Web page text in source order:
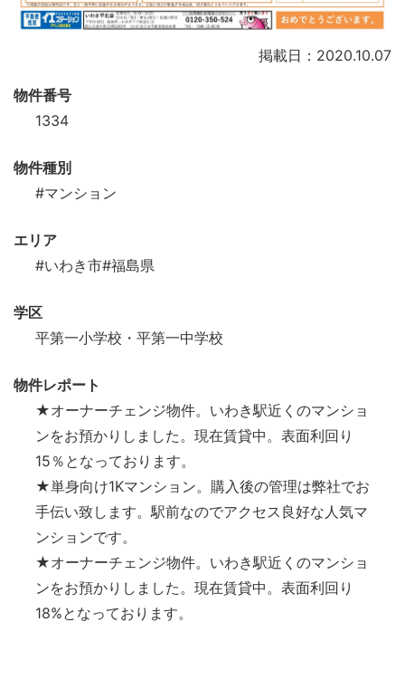
掲載日：2020.10.07
物件番号
1334
物件種別
#マンション
エリア
#いわき市#福島県
学区
平第一小学校・平第一中学校
物件レポート
★オーナーチェンジ物件。いわき駅近くのマンショ
ンをお預かりしました。現在賃貸中。表面利回り
15％となっております。
★単身向け1Kマンション。購入後の管理は弊社でお
手伝い致します。駅前なのでアクセス良好な人気マ
ンションです。
★オーナーチェンジ物件。いわき駅近くのマンショ
ンをお預かりしました。現在賃貸中。表面利回り
18%となっております。